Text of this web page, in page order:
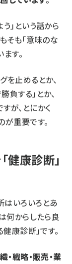
」という話から
そも「意味のな
す。
を止めるとか、
負する」とか、
が、とにかく
が重要です。
健康診断」
はいろいろとあ
何からしたら良
健康診断」です。
戦略・販売・業